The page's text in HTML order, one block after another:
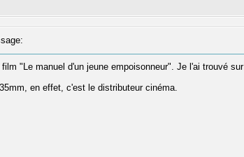
"Le manuel d'un jeune empoisonneur". Je l'ai trouvé
en effet, c'est le distributeur cinéma.